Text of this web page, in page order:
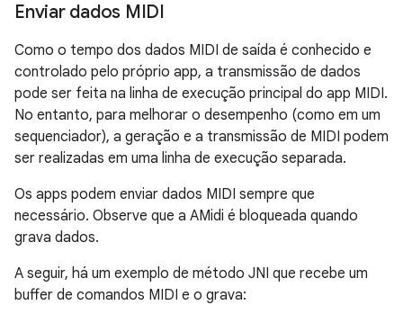
Enviar dados MIDI
Como o tempo dos dados MIDI de saída é conhecido e
controlado pelo próprio app, a transmissão de dados
pode ser feita na linha de execução principal do app MIDI.
No entanto, para melhorar o desempenho (como em um
sequenciador), a geração e a transmissão de MIDI podem
ser realizadas em uma linha de execução separada.
Os apps podem enviar dados MIDI sempre que
necessário. Observe que a AMidi é bloqueada quando
grava dados.
A seguir, há um exemplo de método JNI que recebe um
buffer de comandos MIDI e o grava: